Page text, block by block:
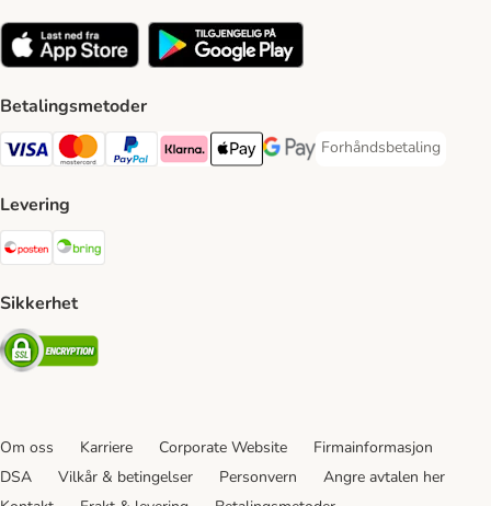
Betalingsmetoder
Visa Payment Method
Mastercard Payment Method
PayPal Payment Method
Klarna Payment Method
Apple Pay Payment Method
Google Pay Payment Method
Forhåndsbetaling
Forhåndsbetaling
Levering
Posten Shipping Method
Sikkerhet
Security
Om oss Karriere Corporate Website
Firmainformasjon
DSA
Vilkår & betingelser Personvern
Angre avtalen her